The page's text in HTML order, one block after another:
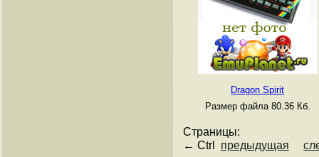
Dragon Spirit
Размер файла 80.36 Кб.
Страницы:
← Ctrl предыдущая